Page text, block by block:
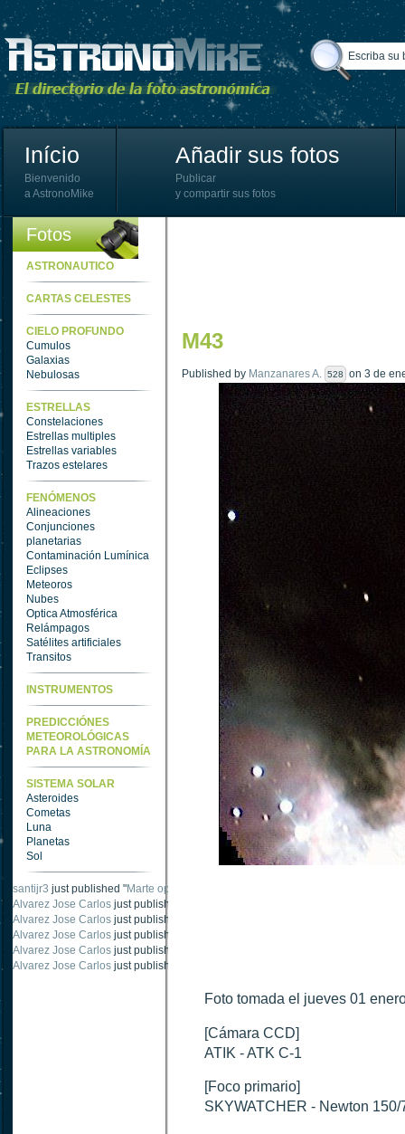
Início
Bienvenido
a AstronoMike
Añadir sus fotos
Publicar
y compartir sus fotos
Fotos
ASTRONAUTICO
CARTAS CELESTES
CIELO PROFUNDO
Cumulos
Galaxias
Nebulosas
ESTRELLAS
Constelaciones
Estrellas multiples
Estrellas variables
Trazos estelares
FENÓMENOS
Alineaciones
Conjunciones
planetarias
Contaminación Lumínica
Eclipses
Meteoros
Nubes
Optica Atmosférica
Relámpagos
Satélites artificiales
Transitos
INSTRUMENTOS
PREDICCIÓNES
METEOROLÓGICAS
PARA LA ASTRONOMÍA
SISTEMA SOLAR
Asteroides
Cometas
Luna
Planetas
Sol
santijr3 just published "Marte oposición 2020
Alvarez Jose Carlos just published "
Alvarez Jose Carlos just published "
Alvarez Jose Carlos just published "
Alvarez Jose Carlos just published "
Alvarez Jose Carlos just published "
M43
Published by Manzanares A. 528 on 3 de
Foto tomada el jueves 01
[Cámara CCD]
ATIK - ATK C-1
[Foco primario]
SKYWATCHER - Newton 150/